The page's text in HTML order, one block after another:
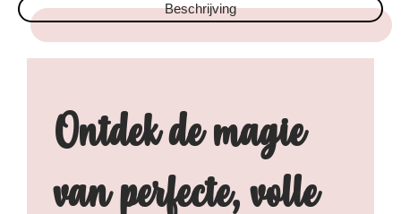
Beschrijving
Ontdek de magie
van perfecte, volle